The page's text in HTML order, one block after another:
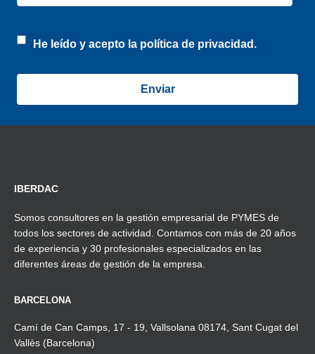
He leído y acepto la política de privacidad.
IBERDAC
Somos consultores en la gestión empresarial de PYMES de
todos los sectores de actividad. Contamos con más de 20 años
de experiencia y 30 profesionales especializados en las
diferentes áreas de gestión de la empresa.
BARCELONA
Camí de Can Camps, 17 - 19, Vallsolana 08174, Sant Cugat del
Vallès (Barcelona)